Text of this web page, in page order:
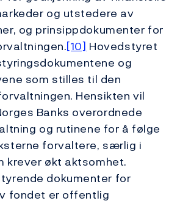
og utstedere av
og prinsippdokumenter for
[10] Hovedstyret
og
som stilles til den
Hensikten vil
Banks overordnede
og rutinene for å følge
forvaltere, særlig i
krever økt aktsomhet.
dokumenter for
fondet er offentlig